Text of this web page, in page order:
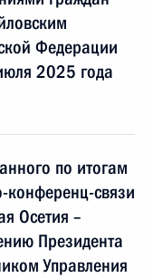
Федерации
2025 года
по итогам
связи
Осетия –
Президента
Управления